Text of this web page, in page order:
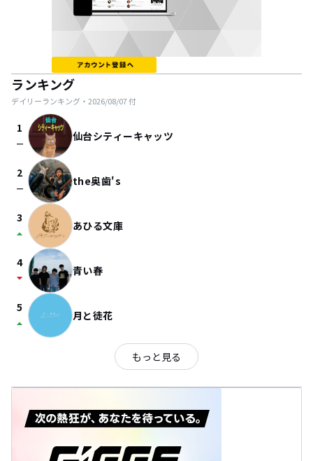
ランキング
デイリーランキング・ 2026/08/07付
1
check_indeterminate_small 仙台シティーキャッツ
2
check_indeterminate_small the奥歯's
3
arrow_drop_up あひる文庫
4
arrow_drop_down 青い春
5
arrow_drop_up 月と徒花
もっと見る